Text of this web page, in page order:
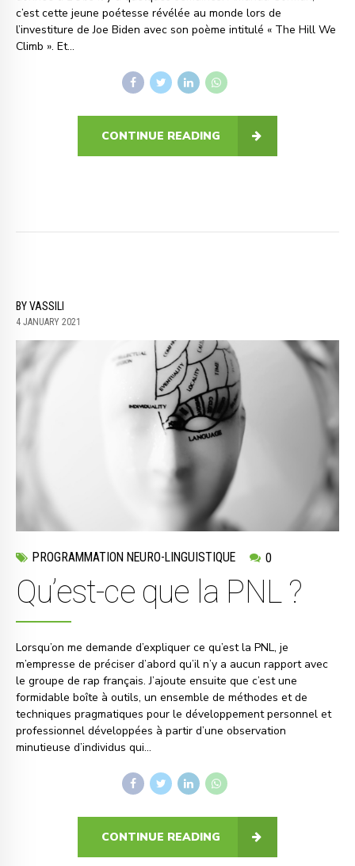
c’est cette jeune poétesse révélée au monde lors de
l’investiture de Joe Biden avec son poème intitulé « The Hill We
Climb ». Et...
CONTINUE READING
BY VASSILI
4 JANUARY 2021
PROGRAMMATION NEURO-LINGUISTIQUE 0
Qu’est-ce que la PNL ?
Lorsqu’on me demande d’expliquer ce qu’est la PNL, je
m’empresse de préciser d’abord qu’il n’y a aucun rapport avec
le groupe de rap français. J’ajoute ensuite que c’est une
formidable boîte à outils, un ensemble de méthodes et de
techniques pragmatiques pour le développement personnel et
professionnel développées à partir d’une observation
minutieuse d’individus qui...
CONTINUE READING